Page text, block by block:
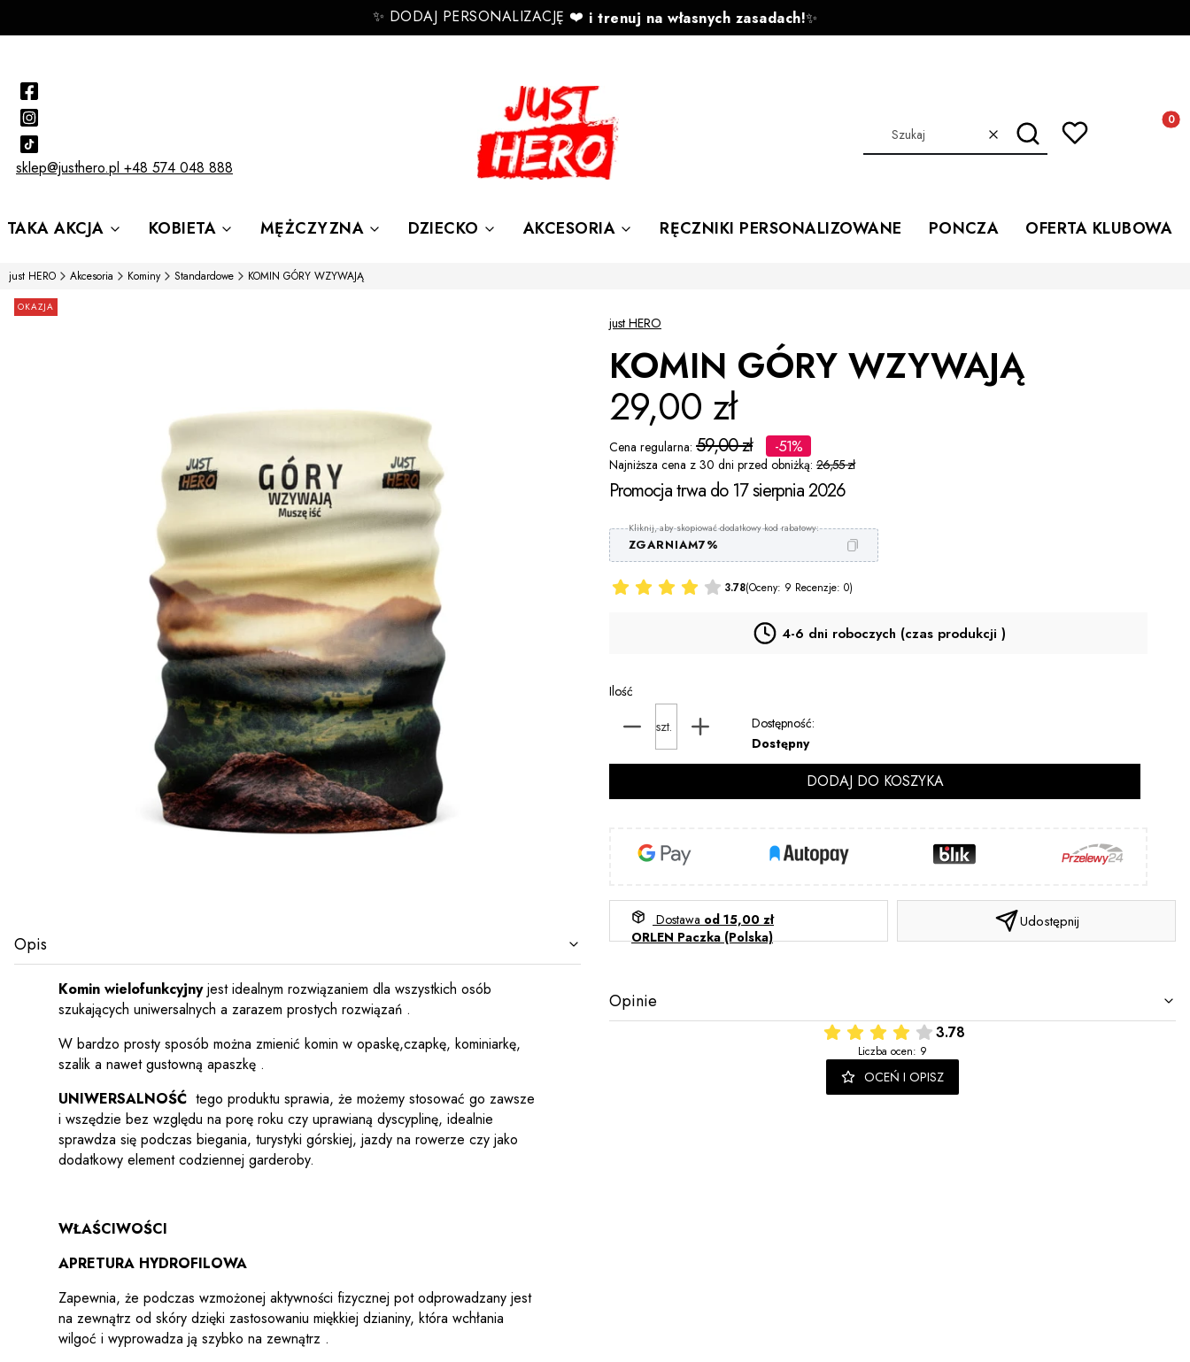
✨ DODAJ PERSONALIZACJĘ ❤️ i trenuj na własnych zasadach!✨
sklep@justhero.pl +48 574 048 888
WyczyśćSzukaj
TAKA AKCJA KOBIETA MĘŻCZYZNA DZIECKO AKCESORIA RĘCZNIKI PERSONALIZOWANE PONCZA OFERTA KLUBOWA
just HERO Akcesoria Kominy Standardowe KOMIN GÓRY WZYWAJĄ
Etykiety
OKAZJA
Opis
Komin wielofunkcyjnyjest idealnym rozwiązaniem dla wszystkich osób
szukających uniwersalnych a zarazem prostych rozwiązań .
W bardzo prosty sposób można zmienić komin w opaskę,czapkę, kominiarkę,
szalik a nawet gustowną apaszkę .
UNIWERSALNOŚĆ tego produktu sprawia, że możemy stosować go zawsze
i wszędzie bez względu na porę roku czy uprawianą dyscyplinę, idealnie
sprawdza się podczas biegania, turystyki górskiej, jazdy na rowerze czy jako
dodatkowy element codziennej garderoby.
WŁAŚCIWOŚCI
APRETURA HYDROFILOWA
Zapewnia, że podczas wzmożonej aktywności fizycznej pot odprowadzany jest
na zewnątrz od skóry dzięki zastosowaniu miękkiej dzianiny, która wchłania
wilgoć i wyprowadza ją szybko na zewnątrz .
just HERO
KOMIN GÓRY WZYWAJĄ
29,00 zł
Cena regularna: 59,00 zł -51%
Najniższa cena z 30 dni przed obniżką: 26,55 zł
Promocja trwa do 17 sierpnia 2026
ZGARNIAM7%
3.78(Oceny: 9 Recenzje: 0)
4-6 dni roboczych (czas produkcji )
Ilość
szt.
Dostępność:
Dostępny
DODAJ DO KOSZYKA
Dostawa od 15,00 zł
ORLEN Paczka (Polska)
Udostępnij
Opinie
3.78
Liczba ocen: 9
OCEŃ I OPISZ